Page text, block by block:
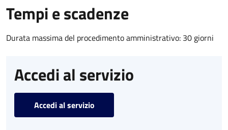
Tempi e scadenze
Durata massima del procedimento amministrativo: 30 giorni
Accedi al servizio
Accedi al servizio